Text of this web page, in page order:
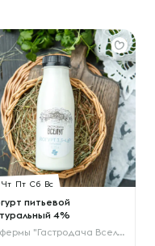
Чт Пт Сб Вс
питьевой
4%
фермы "Гастродача Вселуг"